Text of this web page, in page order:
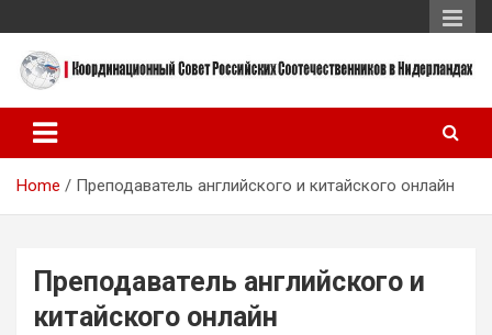
to
content
Координационный Совет
Российских
Соотечественников в
Нидерландах
Home Преподаватель английского и китайского онлайн
Преподаватель английского и
китайского онлайн